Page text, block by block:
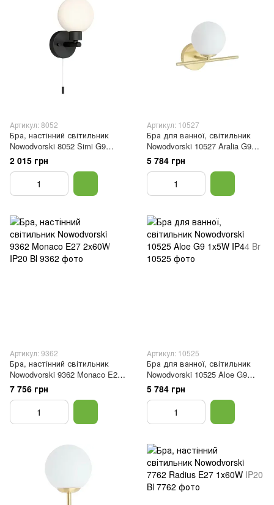
Артикул: 8052
Бра, настінний світильник
Nowodvorski 8052 Simi G9
1x25W IP44 Bl
2 015 грн
Артикул: 10527
Бра для ванної, світильник
Nowodvorski 10527 Aralia G9
1x5W IP44 Br
5 784 грн
Артикул: 9362
Бра, настінний світильник
Nowodvorski 9362 Monaco E27
2x60W IP20 Bl
7 756 грн
Артикул: 10525
Бра для ванної, світильник
Nowodvorski 10525 Aloe G9
1x5W IP44 Br
5 784 грн